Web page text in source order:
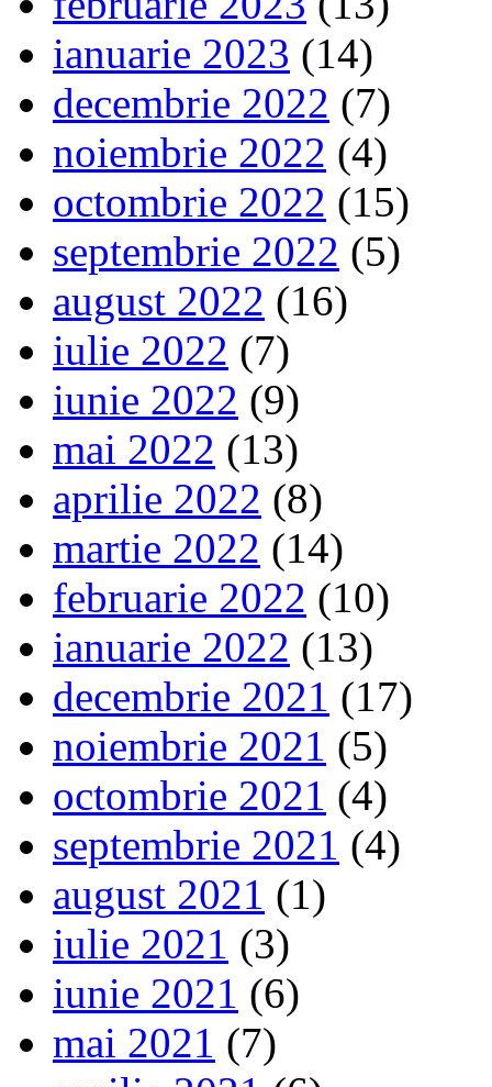
ianuarie 2023 (14)
decembrie 2022 (7)
noiembrie 2022 (4)
octombrie 2022 (15)
septembrie 2022 (5)
august 2022 (16)
iulie 2022 (7)
iunie 2022 (9)
mai 2022 (13)
aprilie 2022 (8)
martie 2022 (14)
februarie 2022 (10)
ianuarie 2022 (13)
decembrie 2021 (17)
noiembrie 2021 (5)
octombrie 2021 (4)
septembrie 2021 (4)
august 2021 (1)
iulie 2021 (3)
iunie 2021 (6)
mai 2021 (7)